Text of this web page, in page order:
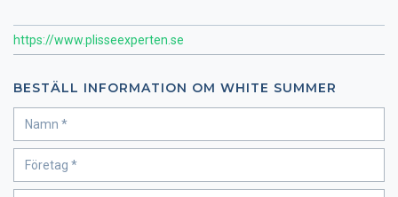
https://www.plisseexperten.se
BESTÄLL INFORMATION OM WHITE SUMMER